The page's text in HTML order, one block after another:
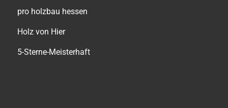
pro holzbau hessen
Holz von Hier
5-Sterne-Meisterhaft